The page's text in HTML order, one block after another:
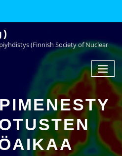
(Finnish Society of Nuclear